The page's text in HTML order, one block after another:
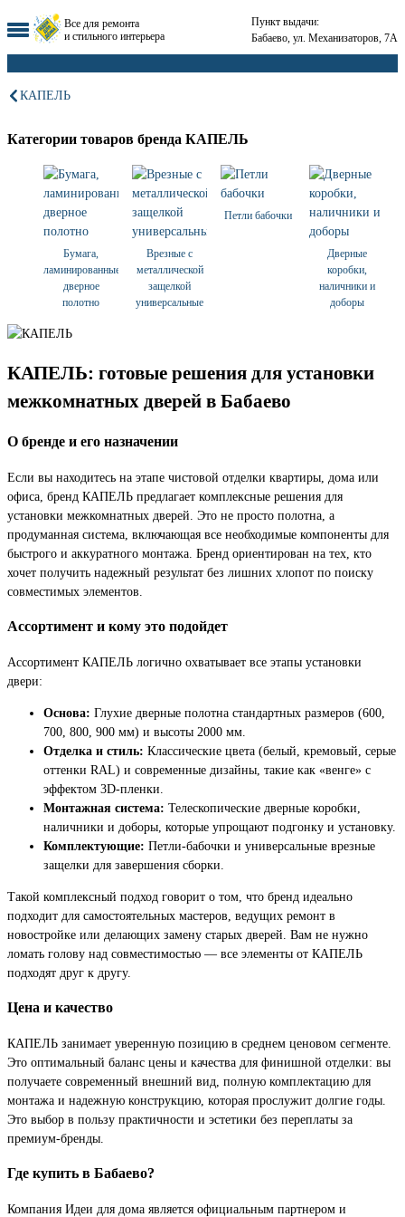
Все для ремонта
и стильного интерьера
Пункт выдачи:
Бабаево, ул. Механизаторов, 7А
КАПЕЛЬ
Категории товаров бренда КАПЕЛЬ
Бумага,
ламинированные,
дверное
полотно
Врезные с
металлической
защелкой
универсальные
Петли бабочки
Дверные
коробки,
наличники и
доборы
КАПЕЛЬ: готовые решения для установки
межкомнатных дверей в Бабаево
О бренде и его назначении
Если вы находитесь на этапе чистовой отделки квартиры, дома или
офиса, бренд КАПЕЛЬ предлагает комплексные решения для
установки межкомнатных дверей. Это не просто полотна, а
продуманная система, включающая все необходимые компоненты для
быстрого и аккуратного монтажа. Бренд ориентирован на тех, кто
хочет получить надежный результат без лишних хлопот по поиску
совместимых элементов.
Ассортимент и кому это подойдет
Ассортимент КАПЕЛЬ логично охватывает все этапы установки
двери:
Основа: Глухие дверные полотна стандартных размеров (600,
700, 800, 900 мм) и высоты 2000 мм.
Отделка и стиль: Классические цвета (белый, кремовый, серые
оттенки RAL) и современные дизайны, такие как «венге» с
эффектом 3D-пленки.
Монтажная система: Телескопические дверные коробки,
наличники и доборы, которые упрощают подгонку и установку.
Комплектующие: Петли-бабочки и универсальные врезные
защелки для завершения сборки.
Такой комплексный подход говорит о том, что бренд идеально
подходит для самостоятельных мастеров, ведущих ремонт в
новостройке или делающих замену старых дверей. Вам не нужно
ломать голову над совместимостью — все элементы от КАПЕЛЬ
подходят друг к другу.
Цена и качество
КАПЕЛЬ занимает уверенную позицию в среднем ценовом сегменте.
Это оптимальный баланс цены и качества для финишной отделки: вы
получаете современный внешний вид, полную комплектацию для
монтажа и надежную конструкцию, которая прослужит долгие годы.
Это выбор в пользу практичности и эстетики без переплаты за
премиум-бренды.
Где купить в Бабаево?
Компания Идеи для дома является официальным партнером и